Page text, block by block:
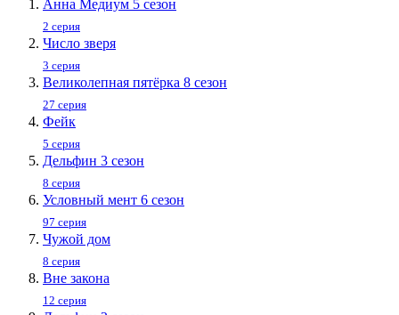
Анна Медиум 5 сезон
2 серия
Число зверя
3 серия
Великолепная пятёрка 8 сезон
27 серия
Фейк
5 серия
Дельфин 3 сезон
8 серия
Условный мент 6 сезон
97 серия
Чужой дом
8 серия
Вне закона
12 серия